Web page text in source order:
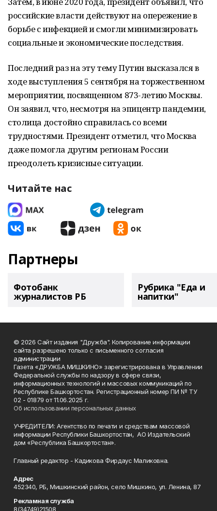
российские власти действуют на опережение в
борьбе с инфекцией и смогли минимизировать
социальные и экономические последствия.
Последний раз на эту тему Путин высказался в
ходе выступления 5 сентября на торжественном
мероприятии, посвященном 873-летию Москвы.
Он заявил, что, несмотря на эпицентр пандемии,
столица достойно справилась со всеми
трудностями. Президент отметил, что Москва
даже помогла другим регионам России
преодолеть кризисные ситуации.
Читайте нас
Партнеры
Фотобанк
журналистов РБ
Рубрика "Еда и
напитки"
© 2026 Сайт издания "Дружба". Копирование информации
сайта разрешено только с письменного согласия
администрации
Газета «ДРУЖБА МИШКИНО» зарегистрирована в Управлении
Федеральной службы по надзору в сфере связи,
информационных технологий и массовых коммуникаций по
Республике Башкортостан. Регистрационный номер ПИ № ТУ
02 - 01879 от 11.06.2025 г.
Об использовании персональных данных
УЧРЕДИТЕЛИ: Агентство по печати и средствам массовой
информации Республики Башкортостан, АО Издательский
дом «Республика Башкортостан».
Главный редактор - Кадикова Фирдаус Маликовна.
Адрес
452340, РБ, Мишкинский район, село Мишкино, ул. Ленина, 87
Рекламная служба
8(34749)21508